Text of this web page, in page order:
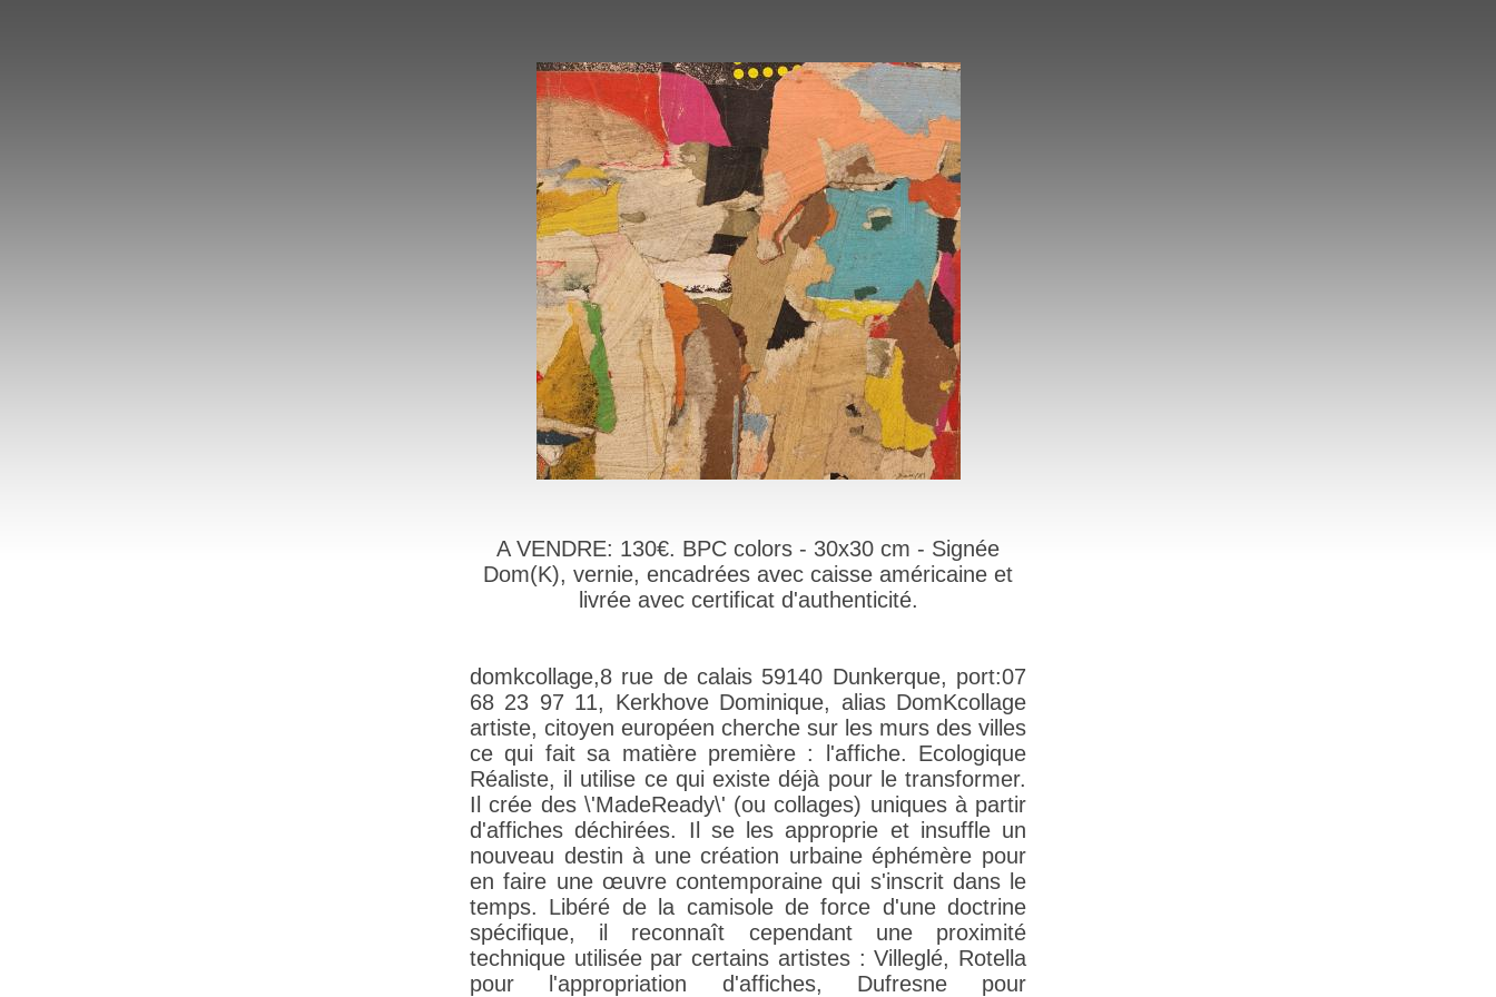
A VENDRE: 130€. BPC colors - 30x30 cm - Signée
Dom(K), vernie, encadrées avec caisse américaine et
livrée avec certificat d'authenticité.
domkcollage,8 rue de calais 59140 Dunkerque, port:07
68 23 97 11, Kerkhove Dominique, alias DomKcollage
artiste, citoyen européen cherche sur les murs des villes
ce qui fait sa matière première : l'affiche. Ecologique
Réaliste, il utilise ce qui existe déjà pour le transformer.
Il crée des \'MadeReady\' (ou collages) uniques à partir
d'affiches déchirées. Il se les approprie et insuffle un
nouveau destin à une création urbaine éphémère pour
en faire une œuvre contemporaine qui s'inscrit dans le
temps. Libéré de la camisole de force d'une doctrine
spécifique, il reconnaît cependant une proximité
technique utilisée par certains artistes : Villeglé, Rotella
pour l'appropriation d'affiches, Dufresne pour